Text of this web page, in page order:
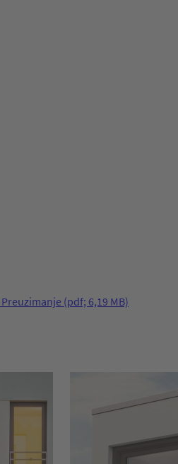
Preuzimanje (pdf; 6,19 MB)